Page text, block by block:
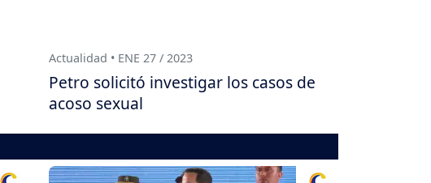
Actualidad • ENE 27 / 2023
Petro solicitó investigar los casos de
acoso sexual